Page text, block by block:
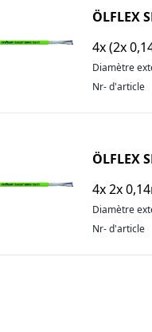
ÖLFLEX
4x (2x
Diamètre
Nr- d'article
ÖLFLEX
4x 2x
Diamètre
Nr- d'article